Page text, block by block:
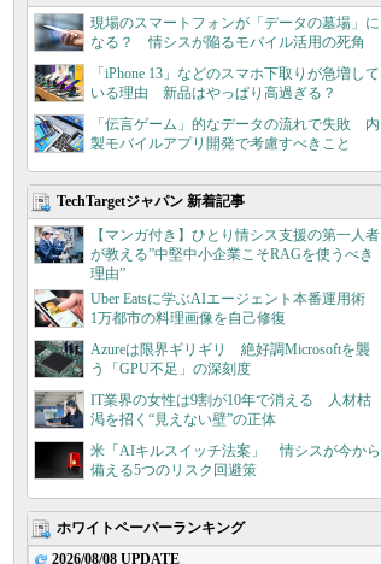
現場のスマートフォンが「データの墓場」に
なる？ 情シスが陥るモバイル活用の死角
「iPhone 13」などのスマホ下取りが急増して
いる理由 新品はやっぱり高過ぎる？
「伝言ゲーム」的なデータの流れで失敗 内
製モバイルアプリ開発で考慮すべきこと
TechTargetジャパン 新着記事
【マンガ付き】ひとり情シス支援の第一人者
が教える”中堅中小企業こそRAGを使うべき
理由”
Uber Eatsに学ぶAIエージェント本番運用術
1万都市の料理画像を自己修復
Azureは限界ギリギリ 絶好調Microsoftを襲
う「GPU不足」の深刻度
IT業界の女性は9割が10年で消える 人材枯
渇を招く“見えない壁”の正体
米「AIキルスイッチ法案」 情シスが今から
備える5つのリスク回避策
ホワイトペーパーランキング
2026/08/08 UPDATE